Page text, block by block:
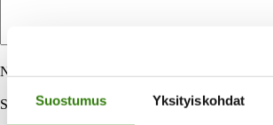
Suostumus Yksityiskohdat
Nimi
Sähköpostiosoite*